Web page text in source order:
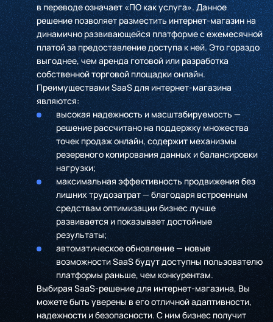
в переводе означает «ПО как услуга». Данное
решение позволяет разместить интернет-магазин на
динамично развивающейся платформе с ежемесячной
платой за предоставление доступа к ней. Это гораздо
выгоднее, чем аренда готовой или разработка
собственной торговой площадки онлайн.
Преимуществами SaaS для интернет-магазина
являются:
высокая надежность и масштабируемость —
решение рассчитано на поддержку множества
точек продаж онлайн, содержит механизмы
резервного копирования данных и балансировки
нагрузки;
максимальная эффективность продвижения без
лишних трудозатрат — благодаря встроенным
средствам оптимизации бизнес лучше
развивается и показывает достойные
результаты;
автоматическое обновление — новые
возможности SaaS будут доступны пользователю
платформы раньше, чем конкурентам.
Выбирая SaaS-решение для интернет-магазина, Вы
можете быть уверены в его отличной адаптивности,
надежности и безопасности. С ним бизнес получит